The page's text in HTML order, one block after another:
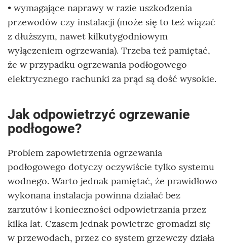
• wymagające naprawy w razie uszkodzenia
przewodów czy instalacji (może się to też wiązać
z dłuższym, nawet kilkutygodniowym
wyłączeniem ogrzewania). Trzeba też pamiętać,
że w przypadku ogrzewania podłogowego
elektrycznego rachunki za prąd są dość wysokie.
Jak odpowietrzyć ogrzewanie
podłogowe?
Problem zapowietrzenia ogrzewania
podłogowego dotyczy oczywiście tylko systemu
wodnego. Warto jednak pamiętać, że prawidłowo
wykonana instalacja powinna działać bez
zarzutów i konieczności odpowietrzania przez
kilka lat. Czasem jednak powietrze gromadzi się
w przewodach, przez co system grzewczy działa